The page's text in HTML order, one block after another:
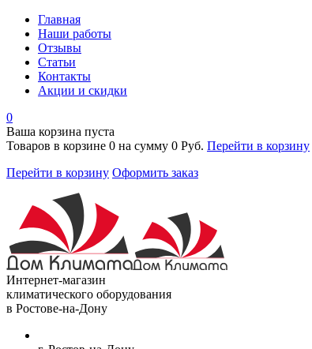
Главная
Наши работы
Отзывы
Статьи
Контакты
Акции и скидки
0
Ваша корзина пуста
Товаров в корзине 0 на сумму 0 Руб. Перейти в корзину
Перейти в корзину Оформить заказ
Интернет-магазин
климатического оборудования
в Ростове-на-Дону